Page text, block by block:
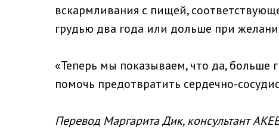
вскармливания с пищей,
грудью два года или дольше при
«Теперь мы показываем, что да,
помочь предотвратить сердечно-
Перевод Маргарита Дик, консультант